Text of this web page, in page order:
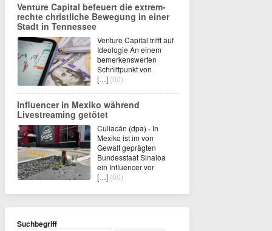
Venture Capital befeuert die extrem-
rechte christliche Bewegung in einer
Stadt in Tennessee
Venture Capital trifft auf
Ideologie An einem
bemerkenswerten
Schnittpunkt von
[…] (00)
Influencer in Mexiko während
Livestreaming getötet
Culiacán (dpa) - In
Mexiko ist im von
Gewalt geprägten
Bundesstaat Sinaloa
ein Influencer vor
[…] (00)
Suchbegriff